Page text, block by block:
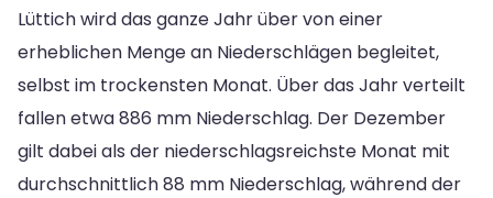
Lüttich wird das ganze Jahr über von einer
erheblichen Menge an Niederschlägen begleitet,
selbst im trockensten Monat. Über das Jahr verteilt
fallen etwa 886 mm Niederschlag. Der Dezember
gilt dabei als der niederschlagsreichste Monat mit
durchschnittlich 88 mm Niederschlag, während der